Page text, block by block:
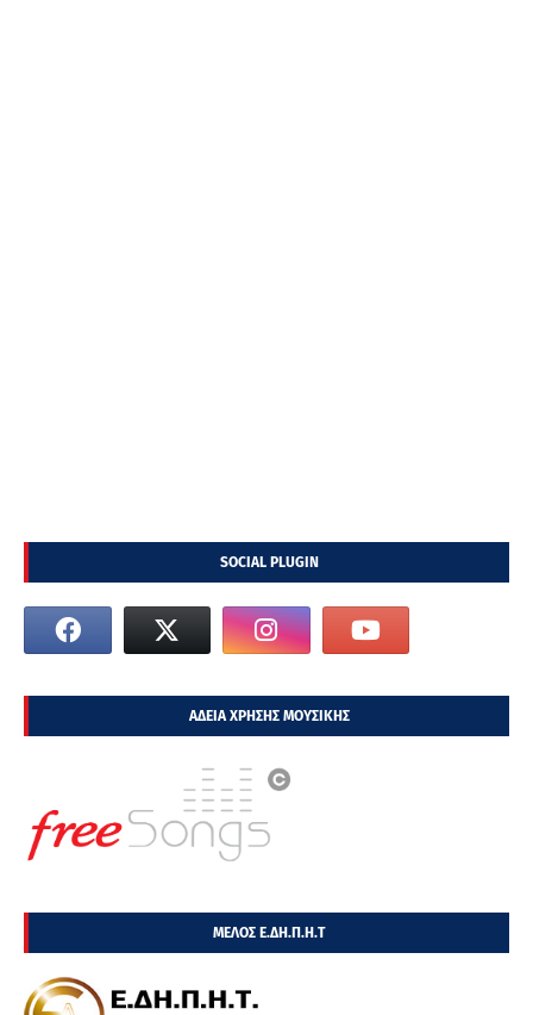
SOCIAL PLUGIN
ΑΔΕΙΑ ΧΡΗΣΗΣ ΜΟΥΣΙΚΗΣ
ΜΕΛΟΣ Ε.ΔΗ.Π.Η.Τ